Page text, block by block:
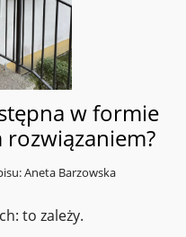
w formie
Aneta Barzowska
to zależy.